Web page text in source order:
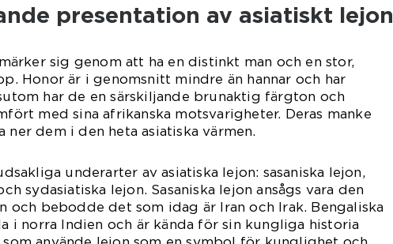
presentation av asiatiskt lejon
sig genom att ha en distinkt man och en stor,
Honor är i genomsnitt mindre än hannar och har
har de en särskiljande brunaktig färgton och
med sina afrikanska motsvarigheter. Deras manke
dem i den heta asiatiska värmen.
underarter av asiatiska lejon: sasaniska lejon,
sydasiatiska lejon. Sasaniska lejon ansågs vara den
och bebodde det som idag är Iran och Irak. Bengaliska
i norra Indien och är kända för sin kungliga historia